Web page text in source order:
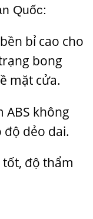
Quốc:
bỉ cao cho
bong
mặt cửa.
ABS không
độ dẻo dai.
tốt, độ thẩm